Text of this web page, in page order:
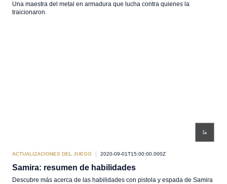
Una maestra del metal en armadura que lucha contra quienes la
traicionaron.
ACTUALIZACIONES DEL JUEGO 2020-09-01T15:00:00.000Z
Samira: resumen de habilidades
Descubre más acerca de las habilidades con pistola y espada de Samira